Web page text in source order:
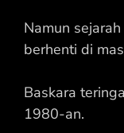
Namun
berhenti di
Baskara
1980-an.